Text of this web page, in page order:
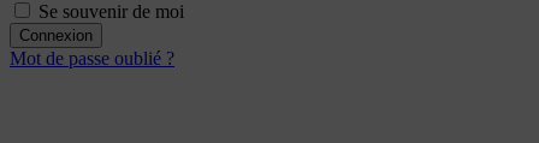
Se souvenir de moi
Mot de passe oublié ?